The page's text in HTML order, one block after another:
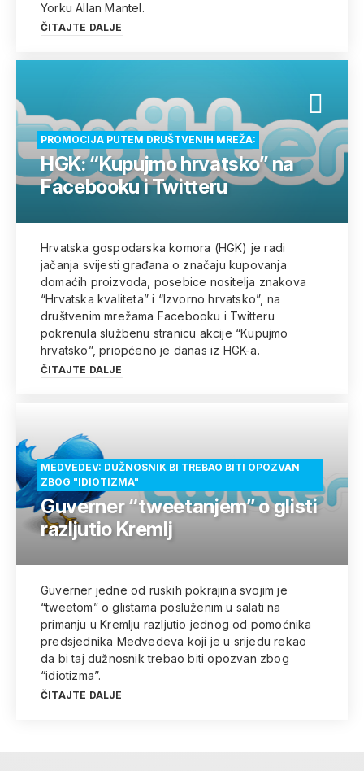
Yorku Allan Mantel.
ČITAJTE DALJE
PROMOCIJA PUTEM DRUŠTVENIH MREŽA:
HGK: “Kupujmo hrvatsko” na
Facebooku i Twitteru
Hrvatska gospodarska komora (HGK) je radi
jačanja svijesti građana o značaju kupovanja
domaćih proizvoda, posebice nositelja znakova
“Hrvatska kvaliteta” i “Izvorno hrvatsko”, na
društvenim mrežama Facebooku i Twitteru
pokrenula službenu stranicu akcije “Kupujmo
hrvatsko”, priopćeno je danas iz HGK-a.
ČITAJTE DALJE
MEDVEDEV: DUŽNOSNIK BI TREBAO BITI OPOZVAN
ZBOG "IDIOTIZMA"
Guverner “tweetanjem” o glisti
razljutio Kremlj
Guverner jedne od ruskih pokrajina svojim je
“tweetom” o glistama posluženim u salati na
primanju u Kremlju razljutio jednog od pomoćnika
predsjednika Medvedeva koji je u srijedu rekao
da bi taj dužnosnik trebao biti opozvan zbog
“idiotizma”.
ČITAJTE DALJE